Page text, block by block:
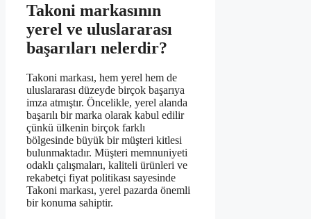
Takoni markasının
yerel ve uluslararası
başarıları nelerdir?
Takoni markası, hem yerel hem de
uluslararası düzeyde birçok başarıya
imza atmıştır. Öncelikle, yerel alanda
başarılı bir marka olarak kabul edilir
çünkü ülkenin birçok farklı
bölgesinde büyük bir müşteri kitlesi
bulunmaktadır. Müşteri memnuniyeti
odaklı çalışmaları, kaliteli ürünleri ve
rekabetçi fiyat politikası sayesinde
Takoni markası, yerel pazarda önemli
bir konuma sahiptir.